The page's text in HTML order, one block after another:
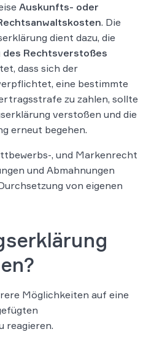
Auskunfts- oder
. Die
dient dazu, die
des Rechtsverstoßes
dass sich der
eine bestimmte
zu zahlen, sollte
verstoßen und die
erneut begehen.
, und Markenrecht
und Abmahnungen
von eigenen
Möglichkeiten auf eine
reagieren.